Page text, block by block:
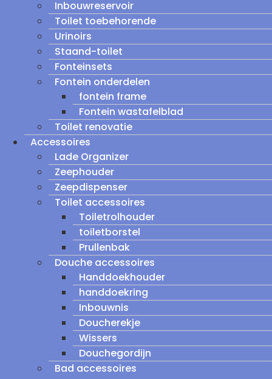
Inbouwreservoir
Toilet toebehorende
Urinoirs
Staand-toilet
Fonteinsets
Fontein onderdelen
fontein frame
Fontein wastafelblad
Toilet renovatie
Accessoires
Lade Organizer
Zeephouder
Zeepdispenser
Toilet accessoires
Toiletrolhouder
toiletborstel
Prullenbak
Douche accessoires
Handdoekhouder
handdoekring
Inbouwnis
Doucherekje
Wissers
Douchegordijn
Bad accessoires